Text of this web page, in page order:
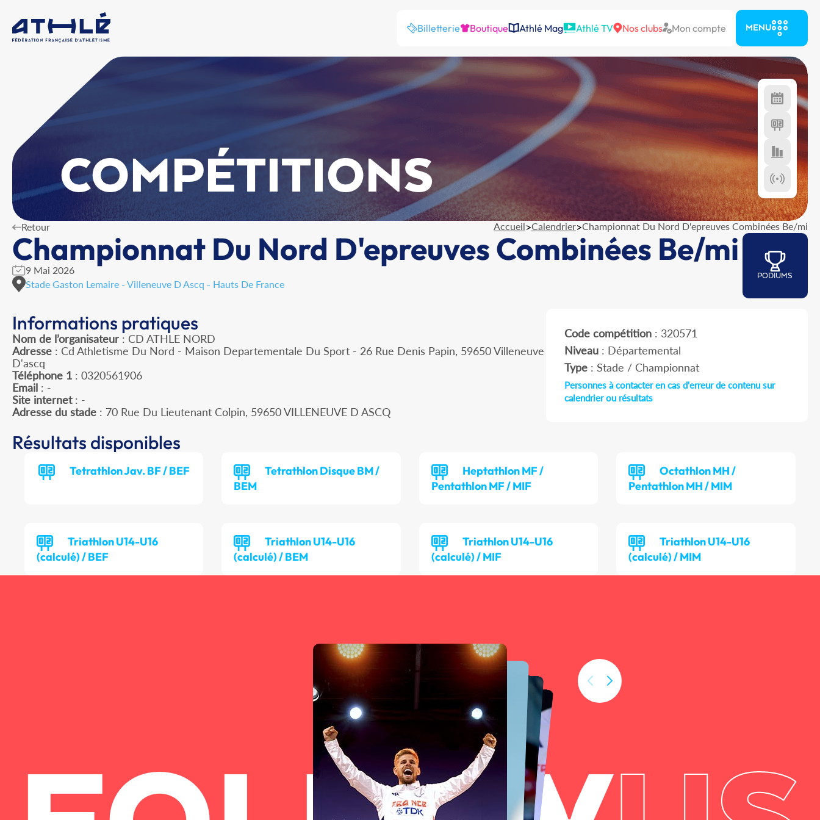
Billetterie Boutique Athlé Mag Athlé TV Nos clubs Mon compte MENU
COMPÉTITIONS
Retour Accueil>Calendrier>Championnat Du Nord D'epreuves Combinées Be/mi
Championnat Du Nord D'epreuves Combinées Be/mi
9 Mai 2026
Stade Gaston Lemaire - Villeneuve D Ascq - Hauts De France
PODIUMS
Informations pratiques
Nom de l’organisateur : CD ATHLE NORD
Adresse : Cd Athletisme Du Nord - Maison Departementale Du Sport - 26 Rue Denis Papin, 59650 Villeneuve
D'ascq
Téléphone 1 : 0320561906
Email : -
Site internet: -
Adresse du stade : 70 Rue Du Lieutenant Colpin, 59650 VILLENEUVE D ASCQ
Code compétition : 320571
Niveau : Départemental
Type : Stade / Championnat
Personnes à contacter en cas d'erreur de contenu sur
calendrier ou résultats
Résultats disponibles
Tetrathlon Jav. BF / BEF
Tetrathlon Disque BM /
BEM
Heptathlon MF /
Pentathlon MF / MIF
Octathlon MH /
Pentathlon MH / MIM
Triathlon U14-U16
(calculé) / BEF
Triathlon U14-U16
(calculé) / BEM
Triathlon U14-U16
(calculé) / MIF
Triathlon U14-U16
(calculé) / MIM